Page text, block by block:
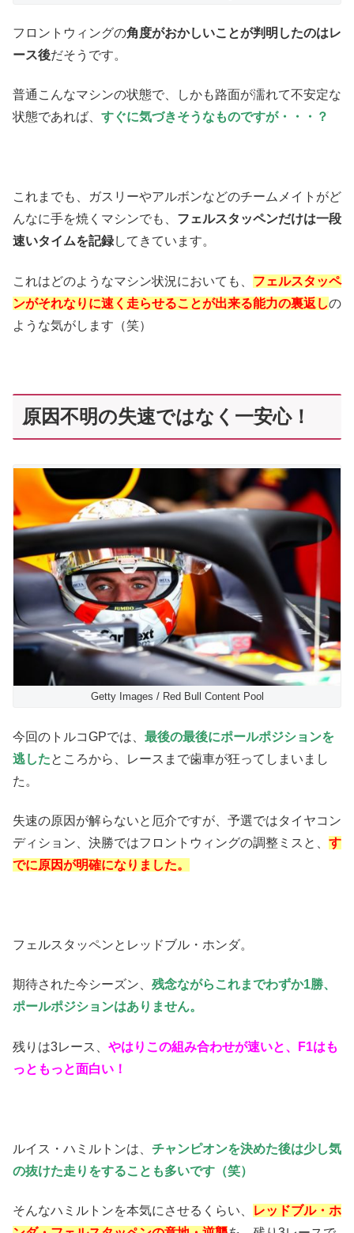
フロントウィングの角度がおかしいことが判明したのはレ
ース後だそうです。
普通こんなマシンの状態で、しかも路面が濡れて不安定な
状態であれば、 すぐに気づきそうなものですが・・・？
これまでも、ガスリーやアルボンなどのチームメイトがど
んなに手を焼くマシンでも、 フェルスタッペンだけは一段
速いタイムを記録してきています。
これはどのようなマシン状況においても、 フェルスタッペ
ンがそれなりに速く走らせることが出来る能力の裏返しの
ような気がします（笑）
原因不明の失速ではなく一安心！
Getty Images / Red Bull Content Pool
今回のトルコGPでは、 最後の最後にポールポジションを
逃したところから、レースまで歯車が狂ってしまいまし
た。
失速の原因が解らないと厄介ですが、予選ではタイヤコン
ディション、決勝ではフロントウィングの調整ミスと、 す
でに原因が明確になりました。
フェルスタッペンとレッドブル・ホンダ。
期待された今シーズン、 残念ながらこれまでわずか1勝、
ポールポジションはありません。
残りは3レース、 やはりこの組み合わせが速いと、F1はも
っともっと面白い！
ルイス・ハミルトンは、 チャンピオンを決めた後は少し気
の抜けた走りをすることも多いです（笑）
そんなハミルトンを本気にさせるくらい、
レッドブル・ホ